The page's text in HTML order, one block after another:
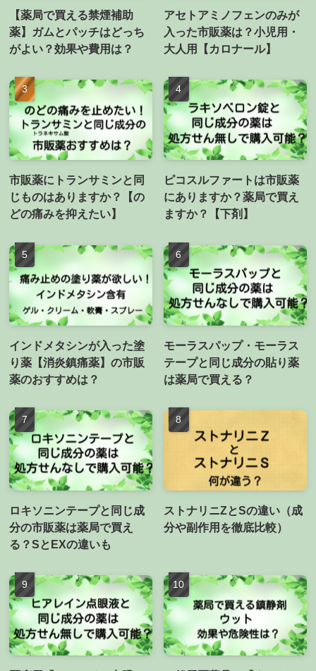
【薬局で買える禁煙補助
薬】ガムとパッチはどっち
がよい？効果や費用は？
アセトアミノフェンのみが
入った市販薬は？小児用・
大人用【カロナール】
市販薬にトランサミンと同
じものはありますか？【の
どの痛みを抑えたい】
ピコスルファートは市販薬
にありますか？薬局で買え
ますか？【下剤】
インドメタシンが入った塗
り薬【消炎鎮痛薬】の市販
薬のおすすめは？
モーラスパップ・モーラス
テープと同じ成分の貼り薬
は薬局で買える？
ロキソニンテープと同じ成
分の市販薬は薬局で買え
る？SとEXの違いも
ストナリニZとSの違い（成
分や副作用を徹底比較）